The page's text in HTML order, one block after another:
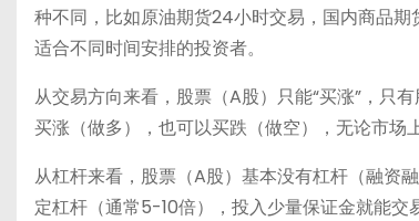
种不同，比如原油期货24小时交易，国内商品
适合不同时间安排的投资者。
从交易方向来看，股票（A股）只能“买涨”，只
买涨（做多），也可以买跌（做空），无论市场
从杠杆来看，股票（A股）基本没有杠杆（融资
定杠杆（通常5-10倍），投入少量保证金就能